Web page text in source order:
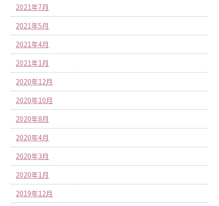
2021年7月
2021年5月
2021年4月
2021年1月
2020年12月
2020年10月
2020年8月
2020年4月
2020年3月
2020年1月
2019年12月